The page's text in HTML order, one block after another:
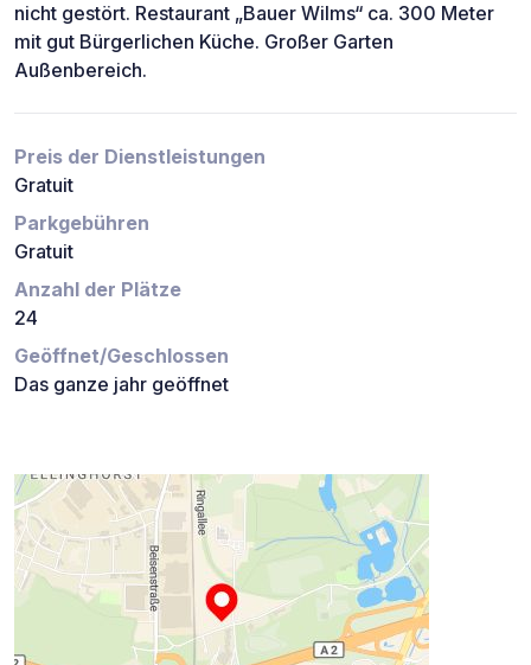
nicht gestört. Restaurant „Bauer Wilms“ ca. 300 Meter
mit gut Bürgerlichen Küche. Großer Garten
Außenbereich.
Preis der Dienstleistungen
Gratuit
Parkgebühren
Gratuit
Anzahl der Plätze
24
Geöffnet/Geschlossen
Das ganze jahr geöffnet